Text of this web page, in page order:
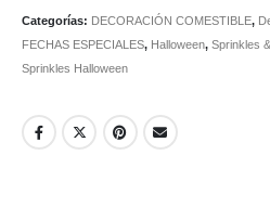
Categorías: DECORACIÓN COMESTIBLE,
FECHAS ESPECIALES, Halloween, Sprinkles
Sprinkles Halloween